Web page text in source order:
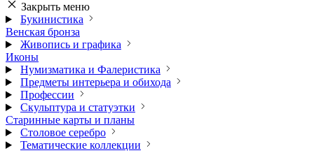
Закрыть меню
Букинистика
Венская бронза
Живопись и графика
Иконы
Нумизматика и Фалеристика
Предметы интерьера и обихода
Профессии
Скульптура и статуэтки
Старинные карты и планы
Столовое серебро
Тематические коллекции